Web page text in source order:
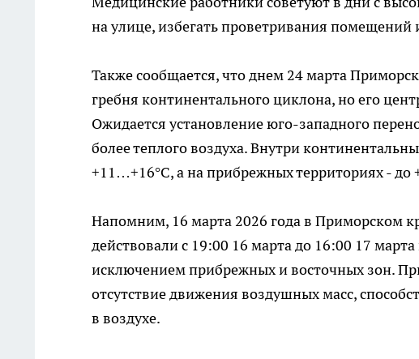
на улице, избегать проветривания
Также сообщается, что днем 24 марта
гребня континентального циклона, но его
Ожидается установление юго-западного
более теплого воздуха. Внутри
+11…+16°С, а на прибрежных территориях - до
Напомним, 16 марта 2026 года в Приморском
действовали с 19:00 16 марта до 16:00 17
исключением прибрежных и восточных зон.
отсутствие движения воздушных масс,
в воздухе.